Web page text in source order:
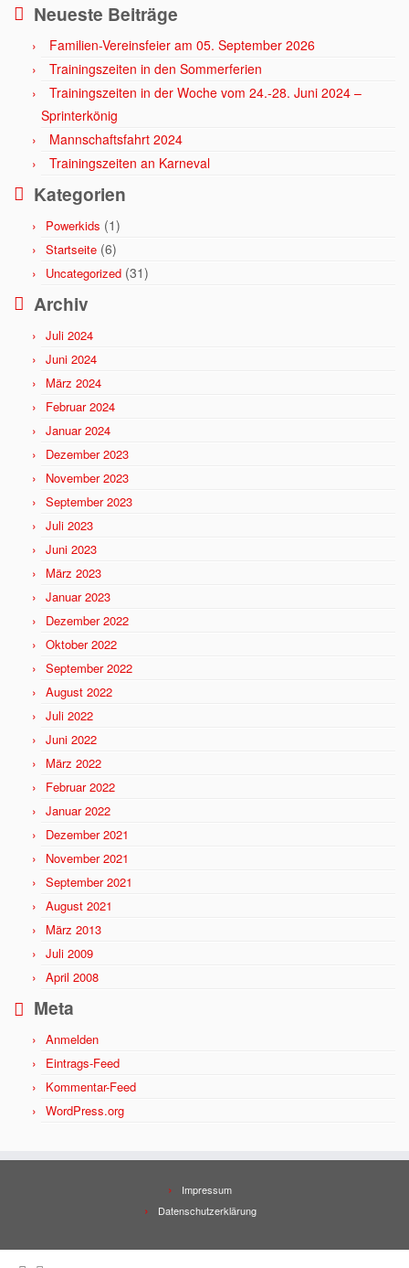
Neueste Beiträge
Familien-Vereinsfeier am 05. September 2026
Trainingszeiten in den Sommerferien
Trainingszeiten in der Woche vom 24.-28. Juni 2024 –
Sprinterkönig
Mannschaftsfahrt 2024
Trainingszeiten an Karneval
Kategorien
Powerkids (1)
Startseite (6)
Uncategorized (31)
Archiv
Juli 2024
Juni 2024
März 2024
Februar 2024
Januar 2024
Dezember 2023
November 2023
September 2023
Juli 2023
Juni 2023
März 2023
Januar 2023
Dezember 2022
Oktober 2022
September 2022
August 2022
Juli 2022
Juni 2022
März 2022
Februar 2022
Januar 2022
Dezember 2021
November 2021
September 2021
August 2021
März 2013
Juli 2009
April 2008
Meta
Anmelden
Eintrags-Feed
Kommentar-Feed
WordPress.org
Impressum
Datenschutzerklärung